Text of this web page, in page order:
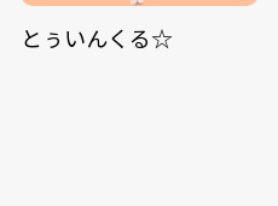
とぅいんくる☆